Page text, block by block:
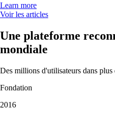
Learn more
Voir les articles
Une plateforme
mondiale
Des millions d'utilisateurs dans plus
Fondation
2016